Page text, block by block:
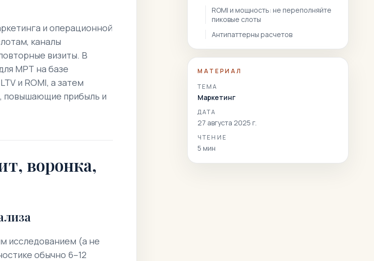
и операционной
каналы
визиты. В
МРТ на базе
и ROMI, а затем
повышающие прибыль и
воронка,
исследованием (а не
обычно 6–12
ROMI и мощность: не переполняйте
пиковые слоты
Антипаттерны расчетов
МАТЕРИАЛ
ТЕМА
Маркетинг
ДАТА
27 августа 2025 г.
ЧТЕНИЕ
5 мин